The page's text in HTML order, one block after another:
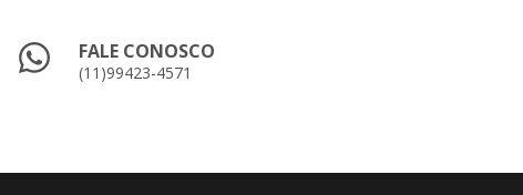
FALE CONOSCO
(11)99423-4571